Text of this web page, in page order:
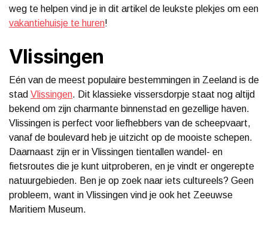
weg te helpen vind je in dit artikel de leukste plekjes om een
vakantiehuisje te huren!
Vlissingen
Eén van de meest populaire bestemmingen in Zeeland is de
stad Vlissingen. Dit klassieke vissersdorpje staat nog altijd
bekend om zijn charmante binnenstad en gezellige haven.
Vlissingen is perfect voor liefhebbers van de scheepvaart,
vanaf de boulevard heb je uitzicht op de mooiste schepen.
Daarnaast zijn er in Vlissingen tientallen wandel- en
fietsroutes die je kunt uitproberen, en je vindt er ongerepte
natuurgebieden. Ben je op zoek naar iets cultureels? Geen
probleem, want in Vlissingen vind je ook het Zeeuwse
Maritiem Museum.